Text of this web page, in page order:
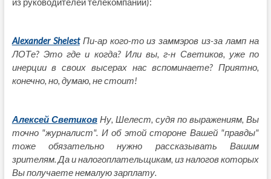
Alexander ShelestПи-ар кого-то из заммэров из-за ламп на
ЛОТе? Это где и когда? Или вы, г-н Светиков, уже по
инерции в своих высерахнас вспоминаете? Приятно,
конечно, но, думаю, не стоит!
Алексей СветиковНу, Шелест, судя по выражениям, Вы
точно "журналист". И об этой стороне Вашей "правды"
тоже обязательно нужно рассказывать Вашим
зрителям. Да и налогоплательщикам, из налогов которых
Вы получаете немалую зарплату.